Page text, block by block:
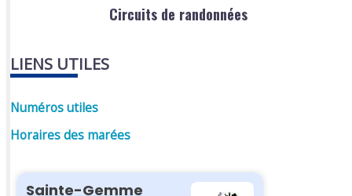
Circuits de randonnées
LIENS UTILES
Numéros utiles
Horaires des marées